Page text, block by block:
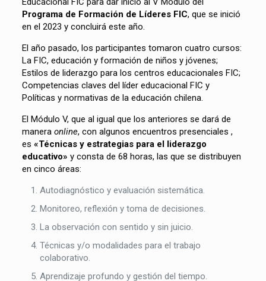
Programa de Formación de Líderes FIC, que se inició
en el 2023 y concluirá este año.
El año pasado, los participantes tomaron cuatro cursos:
La FIC, educación y formación de niños y jóvenes;
Estilos de liderazgo para los centros educacionales FIC;
Competencias claves del líder educacional FIC y
Políticas y normativas de la educación chilena.
El Módulo V, que al igual que los anteriores se dará de
manera online, con algunos encuentros presenciales ,
es «Técnicas y estrategias para el liderazgo
educativo» y consta de 68 horas, las que se distribuyen
en cinco áreas:
Autodiagnóstico y evaluación sistemática.
Monitoreo, reflexión y toma de decisiones.
La observación con sentido y sin juicio.
Técnicas y/o modalidades para el trabajo
colaborativo.
Aprendizaje profundo y gestión del tiempo.